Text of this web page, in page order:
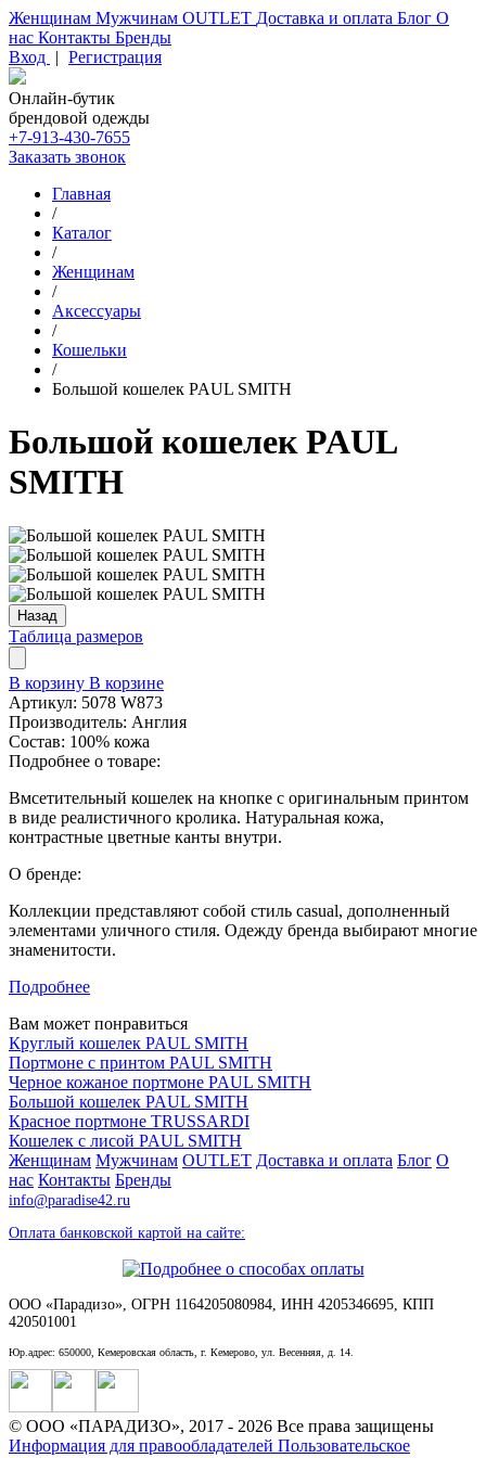
Женщинам Мужчинам OUTLET Доставка и оплата Блог О
нас Контакты Бренды
Вход | Регистрация
Онлайн-бутик
брендовой одежды
+7-913-430-7655
Заказать звонок
Главная
/
Каталог
/
Женщинам
/
Аксессуары
/
Кошельки
/
Большой кошелек PAUL SMITH
Большой кошелек PAUL
SMITH
Назад
Таблица размеров
В корзину В корзине
Артикул: 5078 W873
Производитель: Англия
Состав: 100% кожа
Подробнее о товаре:
Вмсетительный кошелек на кнопке с оригинальным принтом
в виде реалистичного кролика. Натуральная кожа,
контрастные цветные канты внутри.
О бренде:
Коллекции представляют собой стиль casual, дополненный
элементами уличного стиля. Одежду бренда выбирают многие
знаменитости.
Подробнее
Вам может понравиться
Круглый кошелек PAUL SMITH
Портмоне с принтом PAUL SMITH
Черное кожаное портмоне PAUL SMITH
Большой кошелек PAUL SMITH
Красное портмоне TRUSSARDI
Кошелек с лисой PAUL SMITH
Женщинам Мужчинам OUTLET Доставка и оплата Блог О
нас Контакты Бренды
info@paradise42.ru
Оплата банковской картой на сайте:
ООО «Парадизо», ОГРН 1164205080984, ИНН 4205346695, КПП
420501001
Юр.адрес: 650000, Кемеровская область, г. Кемерово, ул. Весенняя, д. 14.
© ООО «ПАРАДИЗО», 2017 - 2026 Все права защищены
Информация для правообладателей Пользовательское